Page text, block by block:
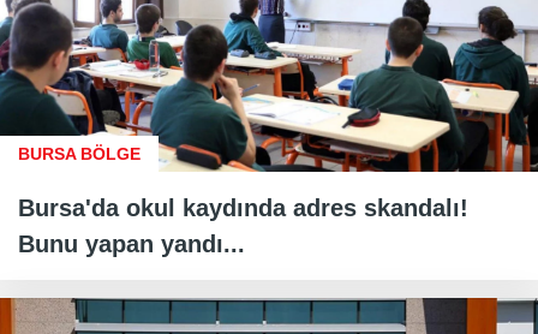
BURSA BÖLGE
Bursa'da okul kaydında adres skandalı!
Bunu yapan yandı...